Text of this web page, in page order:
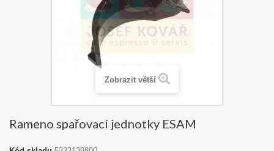
Zobrazit větší
Rameno spařovací jednotky ESAM